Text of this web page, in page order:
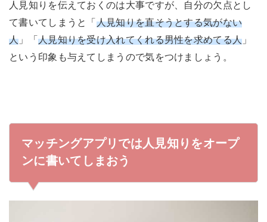
人見知りを伝えておくのは大事ですが、自分の欠点とし
て書いてしまうと「 人見知りを直そうとする気がない
人 」「 人見知りを受け入れてくれる男性を求めてる人 」
という印象も与えてしまうので気をつけましょう。
マッチングアプリでは人見知りをオープ
ンに書いてしまおう